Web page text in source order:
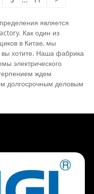
Наша продукция
и
Южной Америки,
Восточной Азии.
стать вашим
является
Как один из
в Китае, мы
вы хотите. Наша фабрика
электрического
ждем
долгосрочным деловым